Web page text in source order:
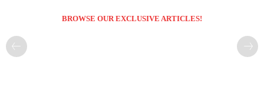
BROWSE OUR EXCLUSIVE ARTICLES!